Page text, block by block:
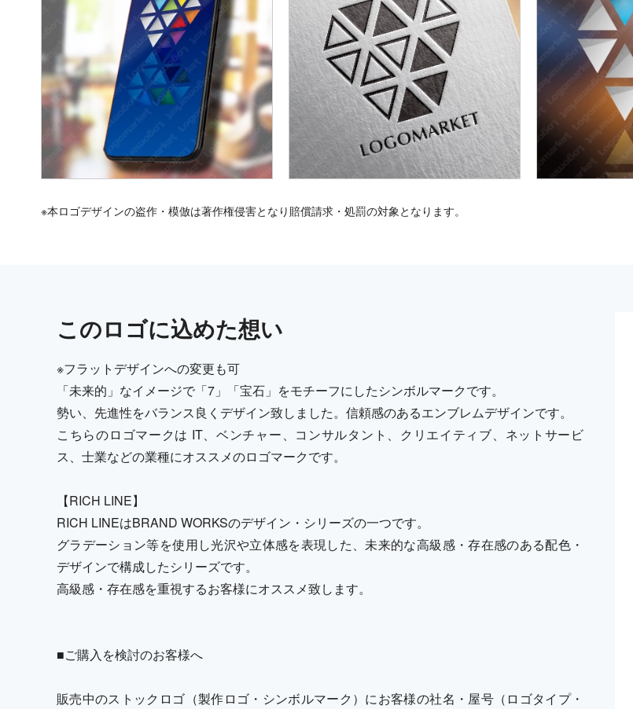
※本ロゴデザインの盗作・模倣は著作権侵害となり賠償請求・処罰の対象となります。
このロゴに込めた想い
※フラットデザインへの変更も可
「未来的」なイメージで「7」「宝石」をモチーフにしたシンボルマークです。
勢い、先進性をバランス良くデザイン致しました。信頼感のあるエンブレムデザインです。
こちらのロゴマークは IT、ベンチャー、コンサルタント、クリエイティブ、ネットサービ
ス、士業などの業種にオススメのロゴマークです。
【RICH LINE】
RICH LINEはBRAND WORKSのデザイン・シリーズの一つです。
グラデーション等を使用し光沢や立体感を表現した、未来的な高級感・存在感のある配色・
デザインで構成したシリーズです。
高級感・存在感を重視するお客様にオススメ致します。
■ご購入を検討のお客様へ
販売中のストックロゴ（製作ロゴ・シンボルマーク）にお客様の社名・屋号（ロゴタイプ・